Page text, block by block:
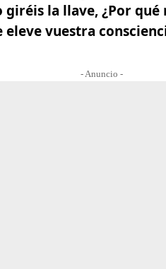
la llave, ¿Por qué
vuestra
- Anuncio -